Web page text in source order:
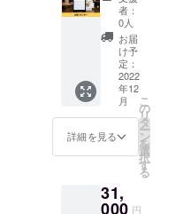
※メール
にてダ
ウン
ロード
できる
リンク
をお送
りしま
す。 ※
購入時
お名前
を必ず
運用書
籍の企
業スポ
ンサー
になれ
る権利
です。
電子書
籍に企
業スポ
ンサー
として
名、企
業の
者：
0人
お届
け予
定：
2022
年12
月
詳細を見る
こ
の
リ
タ
ー
ン
を
選
択
す
る
31,
000 円